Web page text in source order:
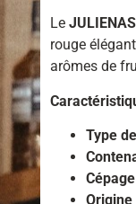
Le
rouge
arômes de
Type
Origine